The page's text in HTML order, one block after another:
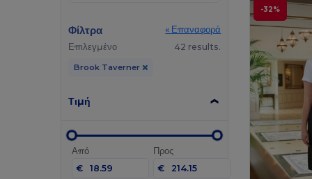
Φίλτρα
« Επαναφορά
Επιλεγμένο
42 results.
Brook Taverner
Τιμή
Από
€
Προς
€
-32%